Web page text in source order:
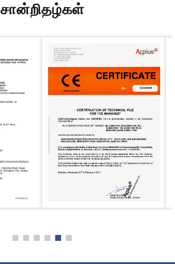
சான்றிதழ்கள்